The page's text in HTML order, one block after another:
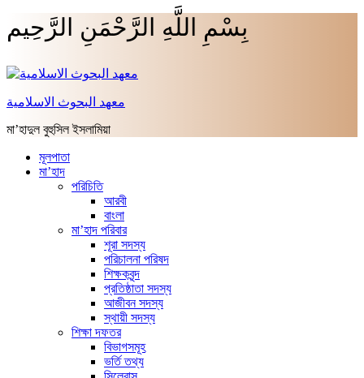
بِسْمِ اللَّهِ الرَّحْمَنِ الرَّحِيم
معهد البحوث الاسلامية
মা’হাদুল বুহুসিল ইসলামিয়া
মূলপাতা
মা’হাদ
পরিচিতি
আরবী
বাংলা
মা’হাদ পরিবার
শূরা সদস্য
পরিচালনা পরিষদ
শিক্ষকবৃন্দ
প্রতিষ্ঠাতা সদস্য
আজীবন সদস্য
স্থায়ী সদস্য
শিক্ষা দফতর
বিভাগসমূহ
ভর্তি তথ্য